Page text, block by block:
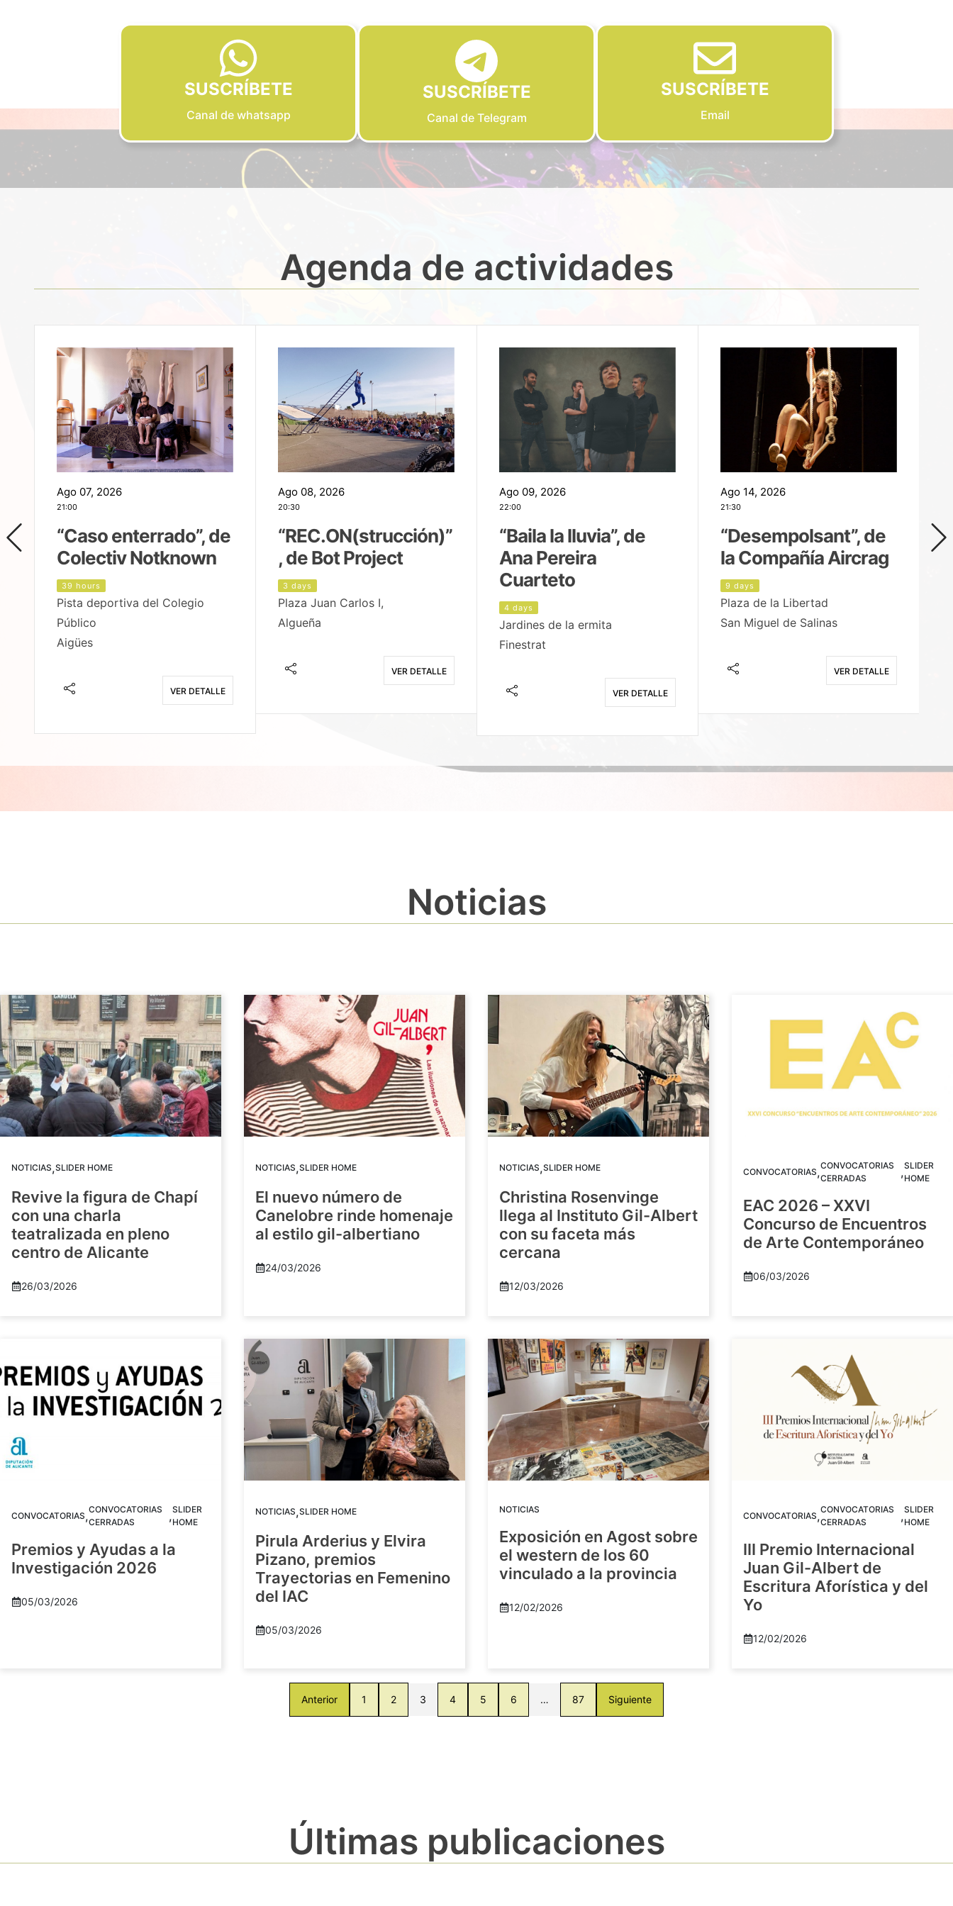
SUSCRÍBETE
Canal de whatsapp
SUSCRÍBETE
Canal de Telegram
SUSCRÍBETE
Email
Agenda de actividades
Ago 07, 2026
21:00
“Caso enterrado”, de
Colectiv Notknown
39 hours
Pista deportiva del Colegio
Público
Aigües
VER DETALLE
Ago 08, 2026
20:30
“REC.ON(strucción)”
, de Bot Project
3 days
Plaza Juan Carlos I,
Algueña
VER DETALLE
Ago 09, 2026
22:00
“Baila la lluvia”, de
Ana Pereira
Cuarteto
4 days
Jardines de la ermita
Finestrat
VER DETALLE
Ago 14, 2026
21:30
“Desempolsant”, de
la Compañía Aircrag
9 days
Plaza de la Libertad
San Miguel de Salinas
VER DETALLE
Noticias
NOTICIAS,SLIDER HOME
Revive la figura de Chapí
con una charla
teatralizada en pleno
centro de Alicante
26/03/2026
NOTICIAS,SLIDER HOME
El nuevo número de
Canelobre rinde homenaje
al estilo gil-albertiano
24/03/2026
NOTICIAS,SLIDER HOME
Christina Rosenvinge
llega al Instituto Gil-Albert
con su faceta más
cercana
12/03/2026
CONVOCATORIAS,CONVOCATORIAS
CERRADAS
,SLIDER
HOME
EAC 2026 – XXVI
Concurso de Encuentros
de Arte Contemporáneo
06/03/2026
CONVOCATORIAS,CONVOCATORIAS
CERRADAS
,SLIDER
HOME
Premios y Ayudas a la
Investigación 2026
05/03/2026
NOTICIAS,SLIDER HOME
Pirula Arderius y Elvira
Pizano, premios
Trayectorias en Femenino
del IAC
05/03/2026
NOTICIAS
Exposición en Agost sobre
el western de los 60
vinculado a la provincia
12/02/2026
CONVOCATORIAS,CONVOCATORIAS
CERRADAS
,SLIDER
HOME
III Premio Internacional
Juan Gil-Albert de
Escritura Aforística y del
Yo
12/02/2026
Anterior 1 2 3 4 5 6 … 87 Siguiente
Últimas publicaciones